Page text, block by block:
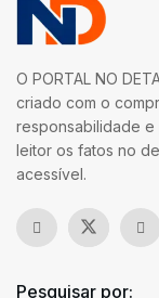
O PORTAL NO
criado com o
responsabilidade
leitor os fatos no
acessível.
Pesquisar por: